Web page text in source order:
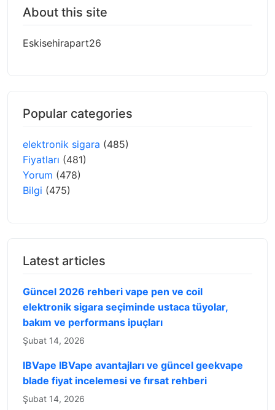
About this site
Eskisehirapart26
Popular categories
elektronik sigara (485)
Fiyatları (481)
Yorum (478)
Bilgi (475)
Latest articles
Güncel 2026 rehberi vape pen ve coil
elektronik sigara seçiminde ustaca tüyolar,
bakım ve performans ipuçları
Şubat 14, 2026
IBVape IBVape avantajları ve güncel geekvape
blade fiyat incelemesi ve fırsat rehberi
Şubat 14, 2026